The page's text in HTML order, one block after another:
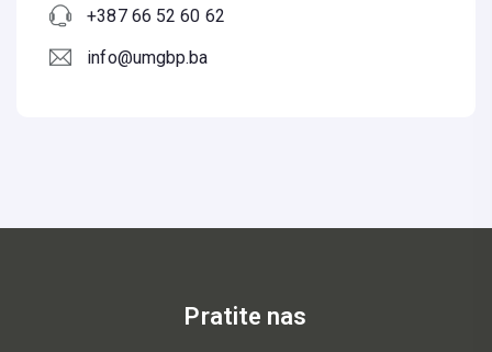
+387 66 52 60 62
info@umgbp.ba
Pratite nas